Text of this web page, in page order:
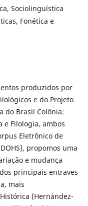
Sociolinguística
Fonética e
produzidos por
e do Projeto
do Brasil Colônia:
e Filologia, ambos
Eletrônico de
propomos uma
e mudança
principais entraves
mais
(Hernández-